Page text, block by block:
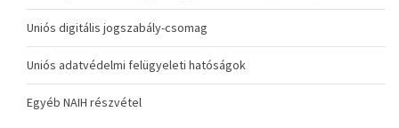
Uniós digitális jogszabály-csomag
Uniós adatvédelmi felügyeleti hatóságok
Egyéb NAIH részvétel